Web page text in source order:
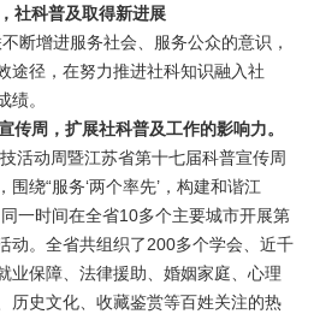
社科普及取得新进展
断增进服务社会、服务公众的意识，
途径，在努力推进社科知识融入社
绩。
传周，扩展社科普及工作的影响力。
活动周暨江苏省第十七届科普宣传周
绕“服务‘两个率先’，构建和谐江
一时间在全省10多个主要城市开展第
动。全省共组织了200多个学会、近千
业保障、法律援助、婚姻家庭、心理
历史文化、收藏鉴赏等百姓关注的热